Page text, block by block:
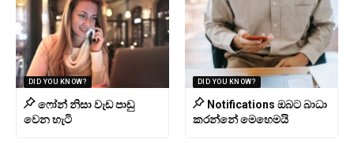
DID YOU KNOW?
ෆෝන් නිසා වැඩ පාඩු
වෙන හැටි
DID YOU KNOW?
Notifications ඔබට බාධා
කරන්නේ මෙහෙමයි